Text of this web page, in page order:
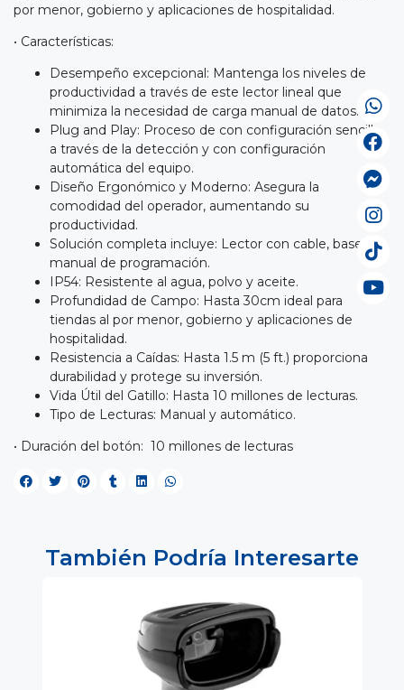
por menor, gobierno y aplicaciones de hospitalidad.
• Características:
Desempeño excepcional: Mantenga los niveles de
productividad a través de este lector lineal que
minimiza la necesidad de carga manual de datos.
Plug and Play: Proceso de con configuración sencillo
a través de la detección y con configuración
automática del equipo.
Diseño Ergonómico y Moderno: Asegura la
comodidad del operador, aumentando su
productividad.
Solución completa incluye: Lector con cable, base y
manual de programación.
IP54: Resistente al agua, polvo y aceite.
Profundidad de Campo: Hasta 30cm ideal para
tiendas al por menor, gobierno y aplicaciones de
hospitalidad.
Resistencia a Caídas: Hasta 1.5 m (5 ft.) proporciona
durabilidad y protege su inversión.
Vida Útil del Gatillo: Hasta 10 millones de lecturas.
Tipo de Lecturas: Manual y automático.
• Duración del botón: 10 millones de lecturas
También Podría Interesarte